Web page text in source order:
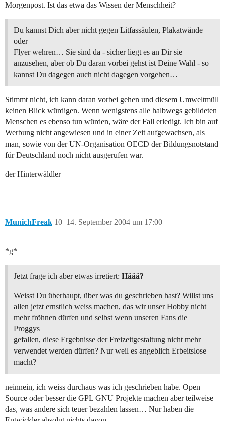
Morgenpost. Ist das etwa das Wissen der Menschheit?
Du kannst Dich aber nicht gegen Litfassäulen, Plakatwände
oder
Flyer wehren… Sie sind da - sicher liegt es an Dir sie
anzusehen, aber ob Du daran vorbei gehst ist Deine Wahl - so
kannst Du dagegen auch nicht dagegen vorgehen…
Stimmt nicht, ich kann daran vorbei gehen und diesem Umweltmüll
keinen Blick würdigen. Wenn wenigstens alle halbwegs gebildeten
Menschen es ebenso tun würden, wäre der Fall erledigt. Ich bin auf
Werbung nicht angewiesen und in einer Zeit aufgewachsen, als
man, sowie von der UN-Organisation OECD der Bildungsnotstand
für Deutschland noch nicht ausgerufen war.
der Hinterwäldler
MunichFreak 14. September 2004 um 17:00
10
*g*
Jetzt frage ich aber etwas irretiert: Häää?
Weisst Du überhaupt, über was du geschrieben hast? Willst uns
allen jetzt ernstlich weiss machen, das wir unser Hobby nicht
mehr fröhnen dürfen und selbst wenn unseren Fans die
Proggys
gefallen, diese Ergebnisse der Freizeitgestaltung nicht mehr
verwendet werden dürfen? Nur weil es angeblich Erbeitslose
macht?
neinnein, ich weiss durchaus was ich geschrieben habe. Open
Source oder besser die GPL GNU Projekte machen aber teilweise
das, was andere sich teuer bezahlen lassen… Nur haben die